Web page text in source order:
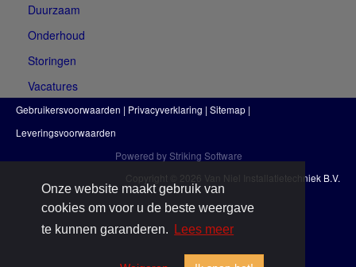
Duurzaam
Onderhoud
Storingen
Vacatures
Onze website maakt gebruik van
cookies om voor u de beste weergave
te kunnen garanderen.
Lees meer
Gebruikersvoorwaarden | Privacyverklaring | Sitemap |
Leveringsvoorwaarden
Copyright © 2026 Van Niel Installatietechniek B.V.